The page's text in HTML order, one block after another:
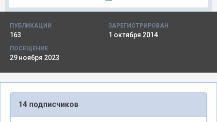
ПУБЛИКАЦИИ
163
ЗАРЕГИСТРИРОВАН
1 октября 2014
ПОСЕЩЕНИЕ
29 ноября 2023
14 подписчиков